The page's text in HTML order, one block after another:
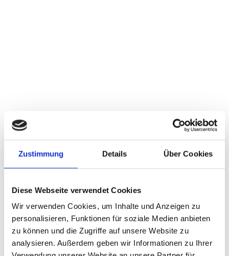
Zustimmung Details Über Cookies
Diese Webseite verwendet Cookies
Wir verwenden Cookies, um Inhalte und Anzeigen zu
personalisieren, Funktionen für soziale Medien anbieten
zu können und die Zugriffe auf unsere Website zu
analysieren. Außerdem geben wir Informationen zu Ihrer
Das bieten wir
Hauptsitz:96465 Neustadt b. Coburg
Gründung:1924
Außergewöhnliche Flexibilität und Mobilität.
Moderner Fuhrpark mit speziell ausgebildeten Fahrpersonal
Kundenspezifische Logistikdienstleistungen
Flache Hierarchien – schnelle Entscheidungswege